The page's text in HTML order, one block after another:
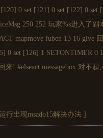
0 set [121] 0 set [122] 0 set
250 252 玩家%s进入了
mapmove fuben 13 16 give
0 set [126] 1 SETONTIMER 0
! #elseact messagebox 对不
行出现msado15解决办法 ]